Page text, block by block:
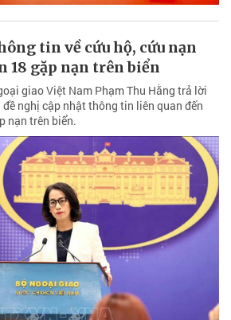
tin về cứu hộ, cứu nạn
18 gặp nạn trên biển
giao Việt Nam Phạm Thu Hằng trả lời
nghị cập nhật thông tin liên quan đến
nạn trên biển.